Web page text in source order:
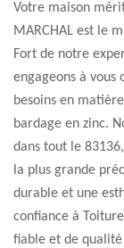
Votre maison
MARCHAL est le
Fort de notre
engageons à vous
besoins en
bardage en zinc.
dans tout le
la plus grande
durable et une
confiance à
fiable et de qualité